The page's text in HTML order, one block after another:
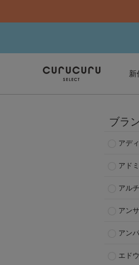
新
ブラ
アデ
アド
アル
アン
アン
エド